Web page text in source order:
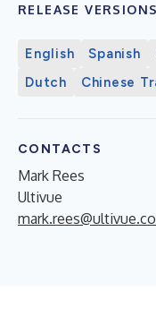
RELEASE VERSIONS
English Spanish
Dutch
Chinese
CONTACTS
Mark Rees
Ultivue